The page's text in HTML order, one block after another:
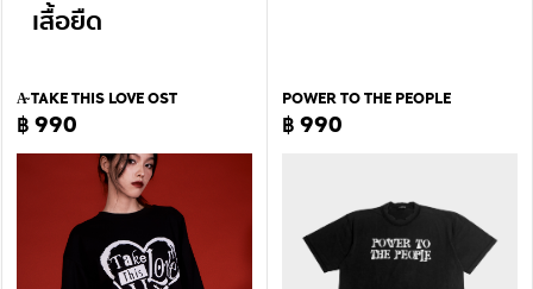
เสื้อยืด
A̴ TAKE THIS LOVE OST
฿ 990
POWER TO THE PEOPLE
฿ 990